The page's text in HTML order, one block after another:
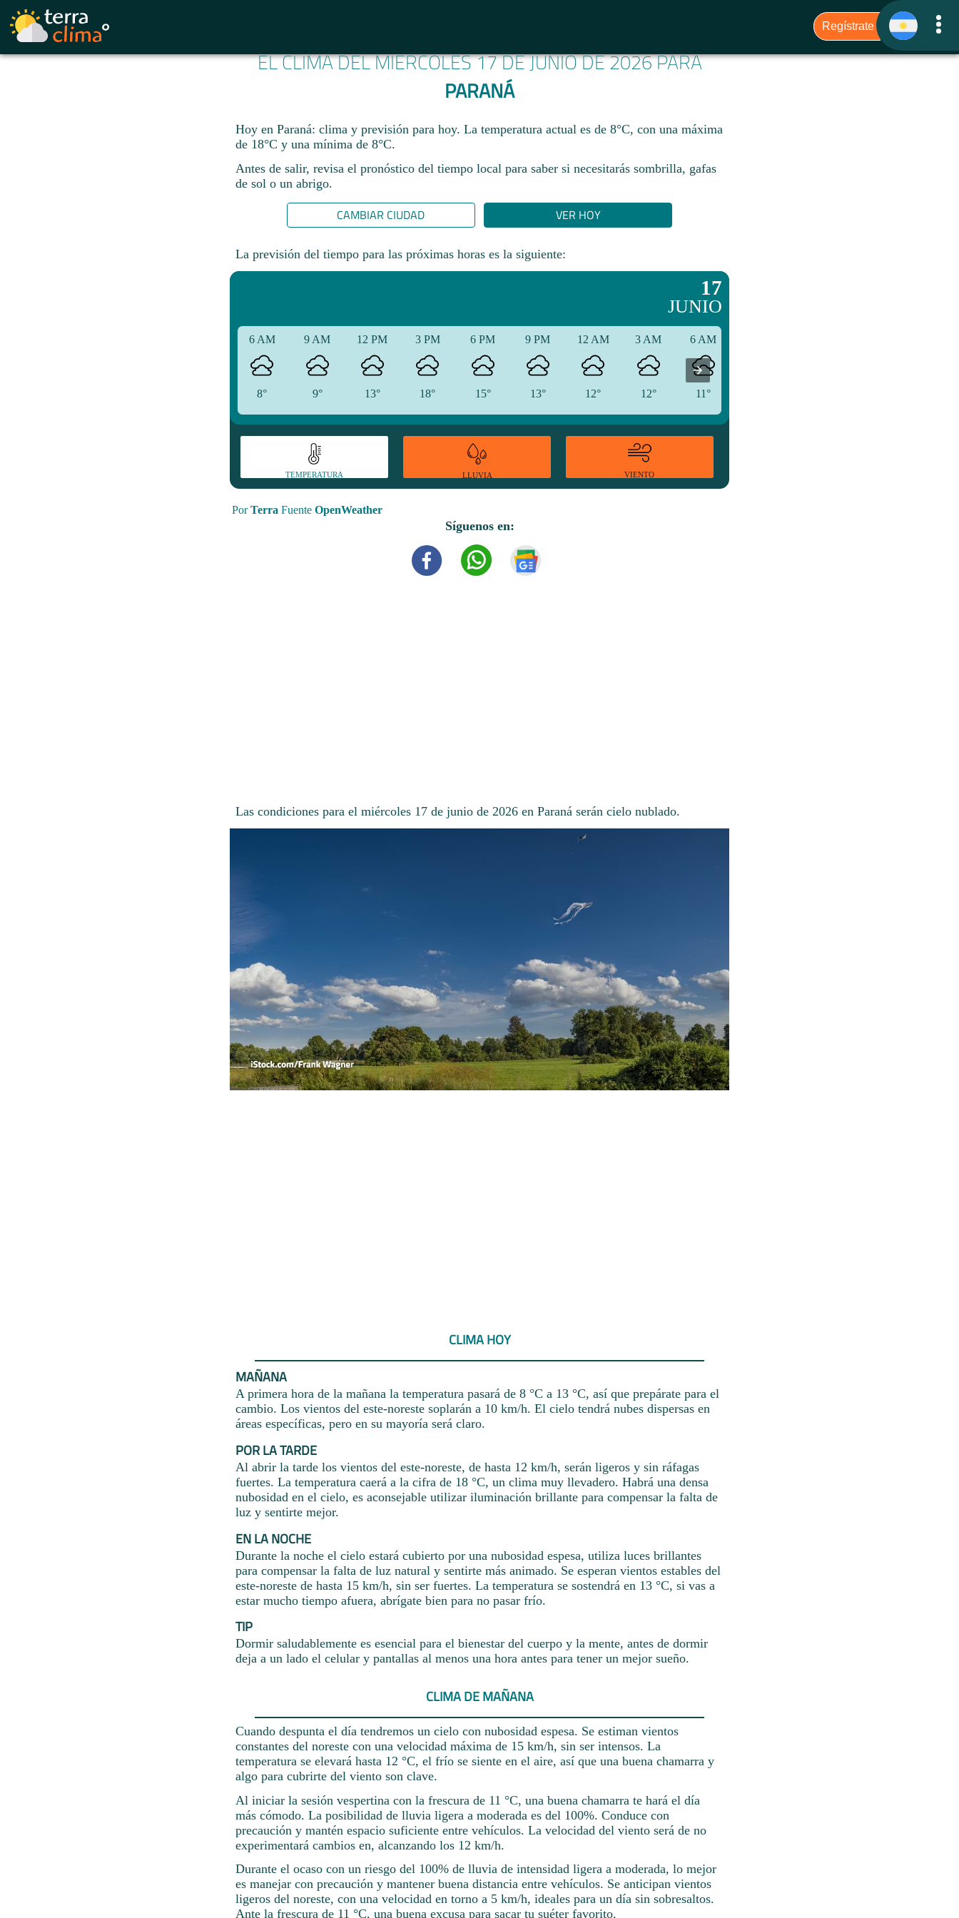
EL CLIMA DEL MIÉRCOLES 17 DE JUNIO DE 2026 PARA
PARANÁ
Hoy en Paraná: clima y previsión para hoy. La temperatura actual es de 8°C, con una máxima
de 18°C y una mínima de 8°C.​
Antes de salir, revisa el pronóstico del tiempo local para saber si necesitarás sombrilla, gafas
de sol o un abrigo.
CAMBIAR CIUDAD VER HOY
La previsión del tiempo para las próximas horas es la siguiente:
17
JUNIO
6 AM
8°
9 AM
9°
12 PM
13°
3 PM
18°
6 PM
15°
9 PM
13°
12 AM
12°
3 AM
12°
6 AM
11°
TEMPERATURA LLUVIA VIENTO
PorTerra Fuente OpenWeather
Síguenos en:
Las condiciones para el miércoles 17 de junio de 2026 en Paraná serán cielo nublado.
CLIMA HOY
MAÑANA
A primera hora de la mañana la temperatura pasará de 8 °C a 13 °C, así que prepárate para el
cambio. Los vientos del este-noreste soplarán a 10 km/h. El cielo tendrá nubes dispersas en
áreas específicas, pero en su mayoría será claro.
POR LA TARDE
Al abrir la tarde los vientos del este-noreste, de hasta 12 km/h, serán ligeros y sin ráfagas
fuertes. La temperatura caerá a la cifra de 18 °C, un clima muy llevadero. Habrá una densa
nubosidad en el cielo, es aconsejable utilizar iluminación brillante para compensar la falta de
luz y sentirte mejor.
EN LA NOCHE
Durante la noche el cielo estará cubierto por una nubosidad espesa, utiliza luces brillantes
para compensar la falta de luz natural y sentirte más animado. Se esperan vientos estables del
este-noreste de hasta 15 km/h, sin ser fuertes. La temperatura se sostendrá en 13 °C, si vas a
estar mucho tiempo afuera, abrígate bien para no pasar frío.
TIP
Dormir saludablemente es esencial para el bienestar del cuerpo y la mente, antes de dormir
deja a un lado el celular y pantallas al menos una hora antes para tener un mejor sueño.
CLIMA DE MAÑANA
Cuando despunta el día tendremos un cielo con nubosidad espesa. Se estiman vientos
constantes del noreste con una velocidad máxima de 15 km/h, sin ser intensos. La
temperatura se elevará hasta 12 °C, el frío se siente en el aire, así que una buena chamarra y
algo para cubrirte del viento son clave.
Al iniciar la sesión vespertina con la frescura de 11 °C, una buena chamarra te hará el día
más cómodo. La posibilidad de lluvia ligera a moderada es del 100%. Conduce con
precaución y mantén espacio suficiente entre vehículos. La velocidad del viento será de no
experimentará cambios en, alcanzando los 12 km/h.
Durante el ocaso con un riesgo del 100% de lluvia de intensidad ligera a moderada, lo mejor
es manejar con precaución y mantener buena distancia entre vehículos. Se anticipan vientos
ligeros del noreste, con una velocidad en torno a 5 km/h, ideales para un día sin sobresaltos.
Ante la frescura de 11 °C, una buena excusa para sacar tu suéter favorito.